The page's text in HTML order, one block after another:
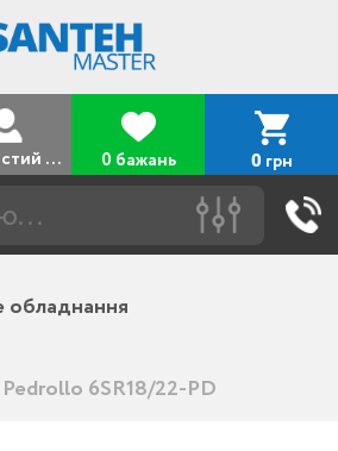
Особистий кабінет 0 бажань 0 грн
обладнання
6SR18/22-PD